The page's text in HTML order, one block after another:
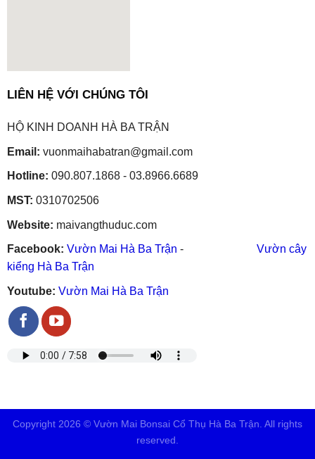
embedgooglemap.net
LIÊN HỆ VỚI CHÚNG TÔI
HỘ KINH DOANH HÀ BA TRẬN
Email: vuonmaihabatran@gmail.com
Hotline: 090.807.1868 - 03.8966.6689
MST: 0310702506
Website: maivangthuduc.com
Facebook: Vườn Mai Hà Ba Trận - Vườn cây
kiểng Hà Ba Trận
Youtube: Vườn Mai Hà Ba Trận
Copyright 2026 © Vườn Mai Bonsai Cổ Thụ Hà Ba Trận. All rights
reserved.